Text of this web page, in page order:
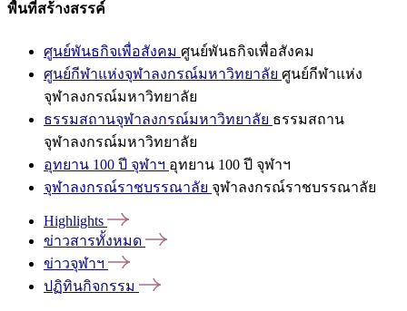
พื้นที่สร้างสรรค์
ศูนย์พันธกิจเพื่อสังคม ศูนย์พันธกิจเพื่อสังคม
ศูนย์กีฬาแห่งจุฬาลงกรณ์มหาวิทยาลัย ศูนย์กีฬาแห่ง
จุฬาลงกรณ์มหาวิทยาลัย
ธรรมสถานจุฬาลงกรณ์มหาวิทยาลัย ธรรมสถาน
จุฬาลงกรณ์มหาวิทยาลัย
อุทยาน 100 ปี จุฬาฯ อุทยาน 100 ปี จุฬาฯ
จุฬาลงกรณ์ราชบรรณาลัย จุฬาลงกรณ์ราชบรรณาลัย
Highlights
ข่าวสารทั้งหมด
ข่าวจุฬาฯ
ปฏิทินกิจกรรม